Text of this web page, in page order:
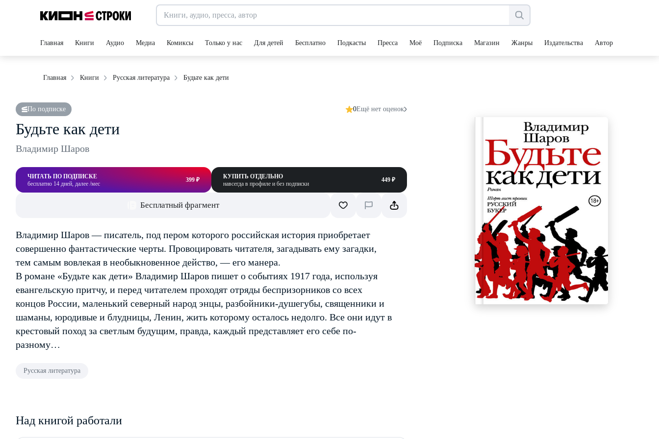
Главная Книги Аудио Медиа Комиксы Только у нас Для детей Бесплатно Подкасты Пресса Моё Подписка Магазин Жанры Издательства Авторы
Главная Книги Русская литература Будьте как дети
По подписке 0Ещё нет оценок
Будьте как дети
Владимир Шаров
ЧИТАТЬ ПО ПОДПИСКЕ
бесплатно 14 дней, далее /мес
399 ₽
КУПИТЬ ОТДЕЛЬНО
навсегда в профиле и без подписки
449 ₽
Бесплатный фрагмент
Владимир Шаров — писатель, под пером которого российская история приобретает
совершенно фантастические черты. Провоцировать читателя, загадывать ему загадки,
тем самым вовлекая в необыкновенное действо, — его манера.
В романе «Будьте как дети» Владимир Шаров пишет о событиях 1917 года, используя
евангельскую притчу, и перед читателем проходят отряды беспризорников со всех
концов России, маленький северный народ энцы, разбойники-душегубы, священники и
шаманы, юродивые и блудницы, Ленин, жить которому осталось недолго. Все они идут в
крестовый поход за светлым будущим, правда, каждый представляет его себе по-
разному…
Русская литература
Над книгой работали